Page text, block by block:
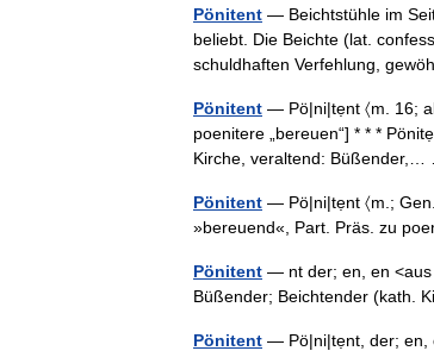
Pönitent — Beichtstühle im
beliebt. Die Beichte (lat.
schuldhaften Verfehlung,
Pönitent — Pö|ni|tẹnt 〈m. 16;
poenitere „bereuen“] * * *
Kirche, veraltend:
Pönitent — Pö|ni|tẹnt 〈m.;
»bereuend«, Part. Präs. zu
Pönitent — nt der; en, en <aus
Büßender; Beichtender (kath.
Pönitent — Pö|ni|tẹnt, der; en,